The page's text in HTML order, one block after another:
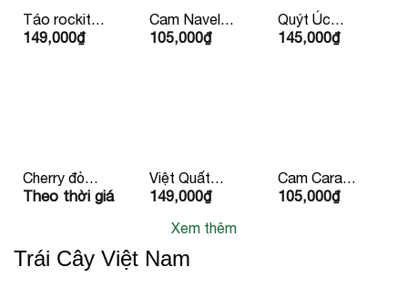
Táo rockit
424g 4 Quả
149,000₫
Cam Navel
Ruột Vàng
105,000₫
Quýt Úc
Hàng Bay
145,000₫
Cherry đỏ
Canada
Theo thời giá
Việt Quất
125g
Peru
149,000₫
Cam Cara
Ruột Đỏ
105,000₫
Xem thêm
Trái Cây Việt Nam